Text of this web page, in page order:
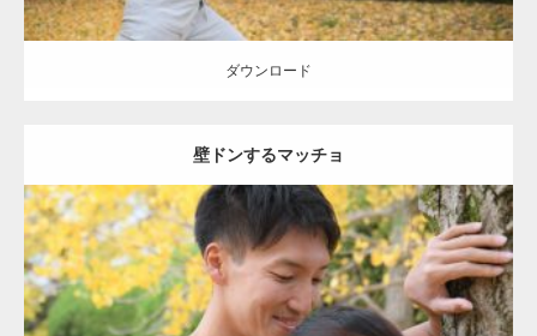
ダウンロード
壁ドンするマッチョ
Update: 2021.07.8
Category:公園のマッチョ その他 AKIHITO(細マッチョ) 大胸筋 肩 腹